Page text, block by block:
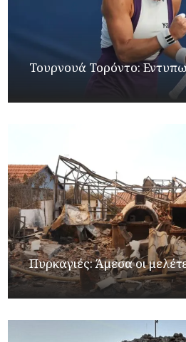
Τουρνουά Τορόντο:
Πυρκαγιές: Άμεσα οι